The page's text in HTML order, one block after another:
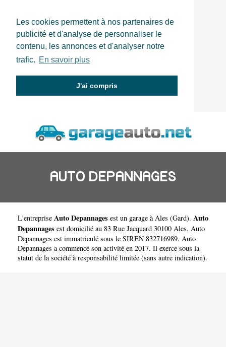
Les cookies permettent à nos partenaires de
publicité et d'analyse de personnaliser le
contenu, les annonces et d'analyser notre
trafic. En savoir plus
J'ai compris
AUTO DEPANNAGES
L'entreprise Auto Depannages est un garage à Ales (Gard). Auto
Depannages est domicilié au 83 Rue Jacquard 30100 Ales. Auto
Depannages est immatriculé sous le SIREN 832716989. Auto
Depannages a commencé son activité en 2017. Il exerce sous la
statut de la société à responsabilité limitée (sans autre indication).